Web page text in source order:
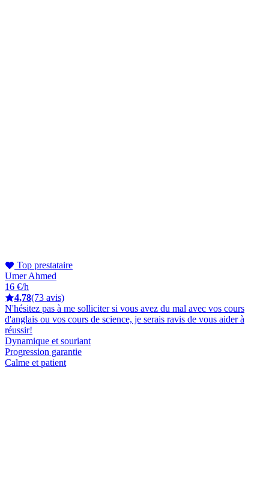
Top prestataire
Umer Ahmed
16 €/h
4,78(73 avis)
N'hésitez pas à me solliciter si vous avez du mal avec vos cours
d'anglais ou vos cours de science, je serais ravis de vous aider à
réussir!
Dynamique et souriant
Progression garantie
Calme et patient